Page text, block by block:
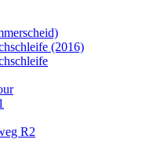
(2016)
R2